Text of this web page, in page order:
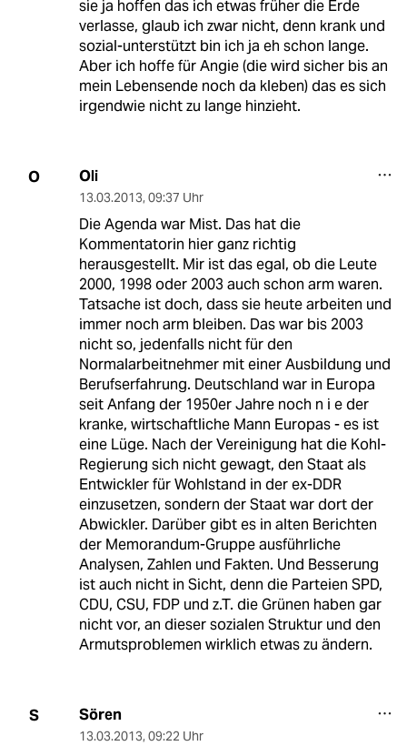
sie ja hoffen das ich etwas früher die Erde
verlasse, glaub ich zwar nicht, denn krank und
sozial-unterstützt bin ich ja eh schon lange.
Aber ich hoffe für Angie (die wird sicher bis an
mein Lebensende noch da kleben) das es sich
irgendwie nicht zu lange hinzieht.
O Oli
13.03.2013, 09:37 Uhr
Die Agenda war Mist. Das hat die
Kommentatorin hier ganz richtig
herausgestellt. Mir ist das egal, ob die Leute
2000, 1998 oder 2003 auch schon arm waren.
Tatsache ist doch, dass sie heute arbeiten und
immer noch arm bleiben. Das war bis 2003
nicht so, jedenfalls nicht für den
Normalarbeitnehmer mit einer Ausbildung und
Berufserfahrung. Deutschland war in Europa
seit Anfang der 1950er Jahre noch n i e der
kranke, wirtschaftliche Mann Europas - es ist
eine Lüge. Nach der Vereinigung hat die Kohl-
Regierung sich nicht gewagt, den Staat als
Entwickler für Wohlstand in der ex-DDR
einzusetzen, sondern der Staat war dort der
Abwickler. Darüber gibt es in alten Berichten
der Memorandum-Gruppe ausführliche
Analysen, Zahlen und Fakten. Und Besserung
ist auch nicht in Sicht, denn die Parteien SPD,
CDU, CSU, FDP und z.T. die Grünen haben gar
nicht vor, an dieser sozialen Struktur und den
Armutsproblemen wirklich etwas zu ändern.
S Sören
13.03.2013, 09:22 Uhr